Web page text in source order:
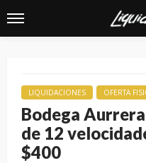
LIQUIDACIONES OFERTA
Bodega
de 12
$400